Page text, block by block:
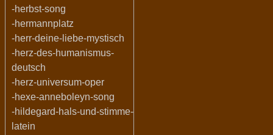
-herbst-song
-hermannplatz
-herr-deine-liebe-mystisch
-herz-des-humanismus-
deutsch
-herz-universum-oper
-hexe-anneboleyn-song
-hildegard-hals-und-stimme-
latein